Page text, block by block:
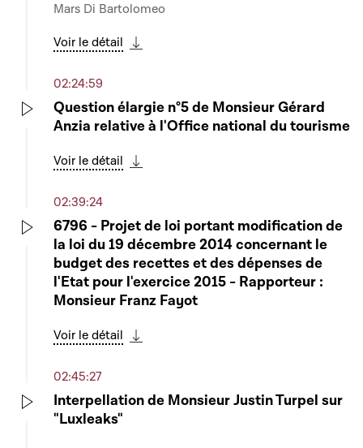
Mars Di Bartolomeo
Voir le détail
02:24:59
Question élargie n°5 de Monsieur Gérard
Anzia relative à l'Office national du tourisme
Voir le détail
02:39:24
6796 - Projet de loi portant modification de
la loi du 19 décembre 2014 concernant le
budget des recettes et des dépenses de
l'Etat pour l'exercice 2015 - Rapporteur :
Monsieur Franz Fayot
Voir le détail
02:45:27
Interpellation de Monsieur Justin Turpel sur
"Luxleaks"